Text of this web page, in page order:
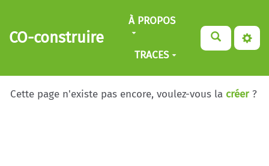
Aller au contenu principal
CO-construire
À PROPOS
TRACES
Cette page n'existe pas encore, voulez-vous la créer ?